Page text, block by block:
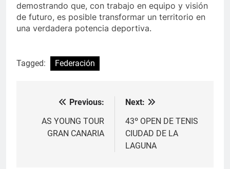
demostrando que, con trabajo en equipo y visión
de futuro, es posible transformar un territorio en
una verdadera potencia deportiva.
Tagged: Federación
Navegación
Previous:
AS YOUNG TOUR
GRAN CANARIA
Next:
43º OPEN DE TENIS
CIUDAD DE LA
LAGUNA